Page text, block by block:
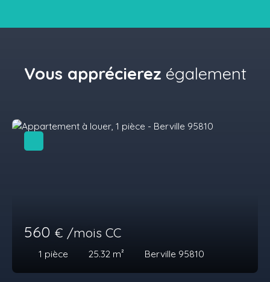
Vous apprécierez également
560 € /mois CC
1 pièce 25.32 m² Berville 95810